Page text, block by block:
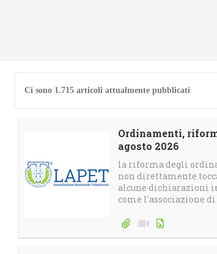
2013 N. 4
Corsi in
Calendario
Ci sono 1.715 articoli attualmente pubblicati
Ordinamenti,
agosto 2026
la riforma degli
non direttamente
alcune dichiarazioni
come l'associazione di